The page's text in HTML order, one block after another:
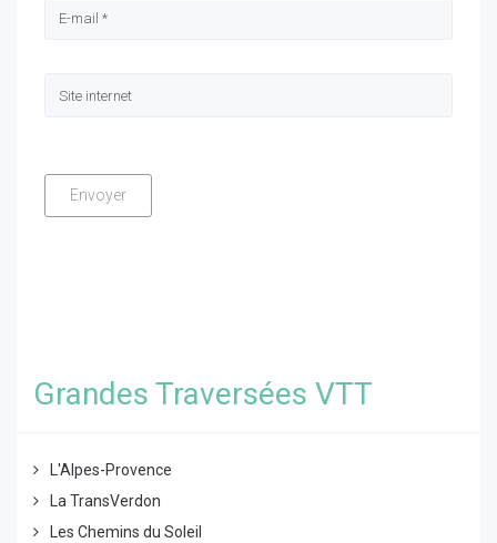
Grandes Traversées VTT
L'Alpes-Provence
La TransVerdon
Les Chemins du Soleil